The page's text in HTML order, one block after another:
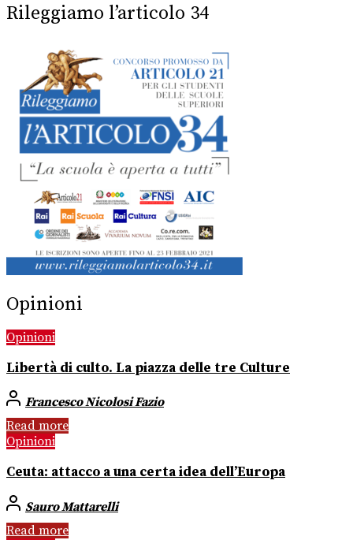
Rileggiamo l’articolo 34
Opinioni
Opinioni
Libertà di culto. La piazza delle tre Culture
Francesco Nicolosi Fazio
Read more
Opinioni
Ceuta: attacco a una certa idea dell’Europa
Sauro Mattarelli
Read more